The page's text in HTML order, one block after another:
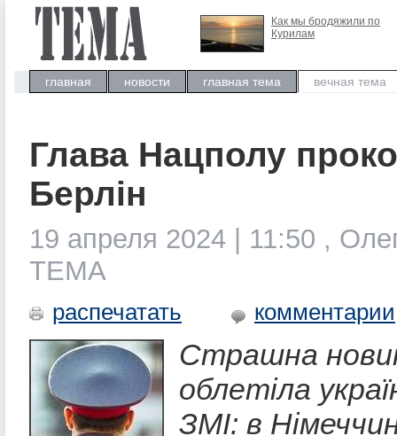
Как мы бродяжили по
Курилам
главная новости главная тема вечная тема
Глава Нацполу
Берлін
19 апреля 2024 | 11:50 ,
ТЕМА
распечатать комментарии
Страшна
облетіла
ЗМІ: в